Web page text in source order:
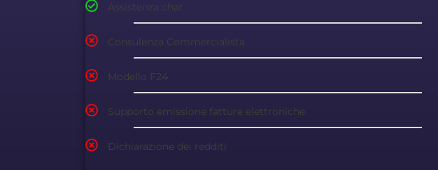
Assistenza chat
Consulenza Commercialista
Modello F24
Supporto emissione fatture elettroniche
Dichiarazione dei redditi